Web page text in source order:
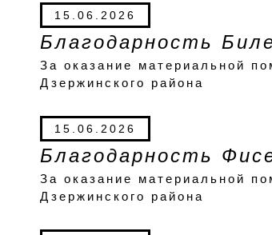
15.06.2026
Благодарность
За оказание материальной
Дзержинского района
15.06.2026
Благодарность
За оказание материальной
Дзержинского района